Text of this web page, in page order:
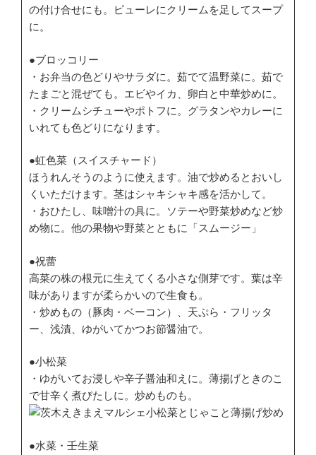
の付け合せにも。ピューレにクリームを足してスープ
に。
●ブロッコリー
・お弁当の色どりやサラダに。茹でて温野菜に。茹で
たまごと混ぜても。エビやイカ、卵白と中華炒めに。
・クリームシチューやポトフに。グラタンやカレーに
いれても色どりになります。
●虹色菜（スイスチャード）
ほうれんそうのように使えます。油で炒めるとおいし
くいただけます。茎はシャキシャキ感を活かして。
・おひたし、味噌汁の具に。ソテーや野菜炒めなど炒
め物に。他の果物や野菜とともに「スムージー」
●祝蕾
高菜の株の根元に生えてくる小さな側芽です。葉は辛
味がありますが柔らかいので生食も。
・炒めもの（豚肉・ベーコン）、天ぷら・フリッタ
ー、浅漬、ゆがいてかつお節醤油で。
●小松菜
・ゆがいてお浸しや辛子醤油和えに。薄揚げときのこ
で甘辛く煮びたしに。炒めものも。
●水菜・壬生菜